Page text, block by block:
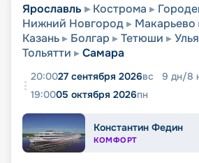
Ярославль Кострома
Нижний Новгород
Макарьево
Казань
Болгар Тетюши
Тольятти
Самара
20:0027 сентября 2026вс 9 дн/8
19:0005 октября 2026пн
Константин Федин
КОМФОРТ